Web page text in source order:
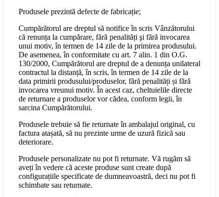
Produsele prezintă defecte de fabricație;
Cumpărătorul are dreptul să notifice în scris Vânzătorului
că renunța la cumpărare, fără penalități şi fără invocarea
unui motiv, în termen de 14 zile de la primirea produsului.
De asemenea, în conformitate cu art. 7 alin. 1 din O.G.
130/2000, Cumpărătorul are dreptul de a denunța unilateral
contractul la distanță, în scris, în termen de 14 zile de la
data primirii produsului/produselor, fără penalități și fără
invocarea vreunui motiv. În acest caz, cheltuielile directe
de returnare a produselor vor cădea, conform legii, în
sarcina Cumpărătorului.
Produsele trebuie să fie returnate în ambalajul original, cu
factura atașată, să nu prezinte urme de uzură fizică sau
deteriorare.
Produsele personalizate nu pot fi returnate. Vă rugăm să
aveți în vedere că aceste produse sunt create după
configurațiile specificate de dumneavoastră, deci nu pot fi
schimbate sau returnate.